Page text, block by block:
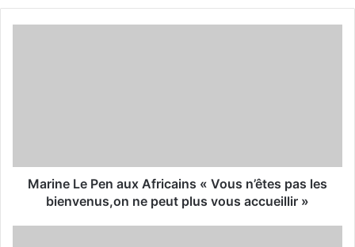
Marine Le Pen aux Africains « Vous n’êtes pas les
bienvenus,on ne peut plus vous accueillir »